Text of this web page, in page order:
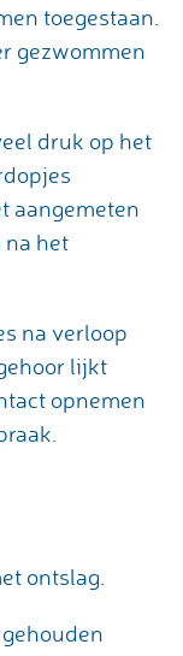
toegestaan.
gezwommen
druk op het
aangemeten
na het
na verloop
lijkt
opnemen
ontslag.